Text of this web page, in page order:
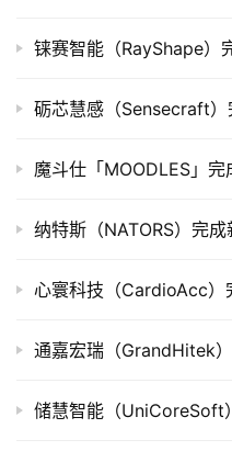
投
业
院
铼赛智能（RayShape）
砺芯慧感（Sensecraft
魔斗仕「MOODLES」
纳特斯（NATORS）完
心寰科技（CardioAcc）
通嘉宏瑞（GrandHitek
储慧智能（UniCoreSoft